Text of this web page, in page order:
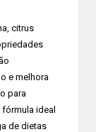
citrus
e melhora
para
ideal
de dietas